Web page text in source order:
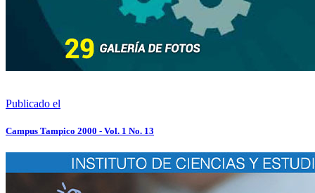
Publicado el
Campus Tampico 2000 - Vol. 1 No. 13